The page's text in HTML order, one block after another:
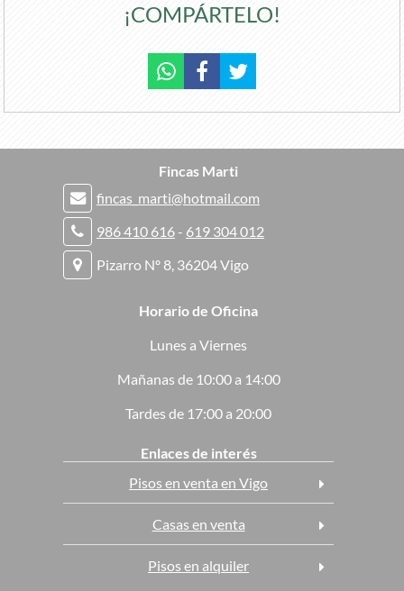
¡COMPÁRTELO!
Fincas Marti
fincas_marti@hotmail.com
986 410 616 - 619 304 012
Pizarro Nº 8, 36204 Vigo
Horario de Oficina
Lunes a Viernes
Mañanas de 10:00 a 14:00
Tardes de 17:00 a 20:00
Enlaces de interés
Pisos en venta en Vigo
Casas en venta
Pisos en alquiler